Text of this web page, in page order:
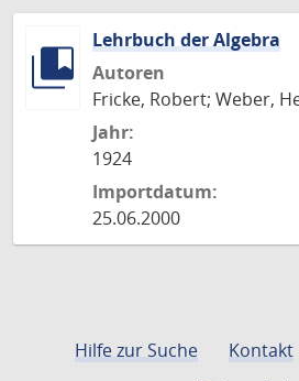
Lehrbuch der Algebra
Autoren
Fricke, Robert; Weber,
Jahr:
1924
Importdatum:
25.06.2000
Hilfe zur Suche Kontakt